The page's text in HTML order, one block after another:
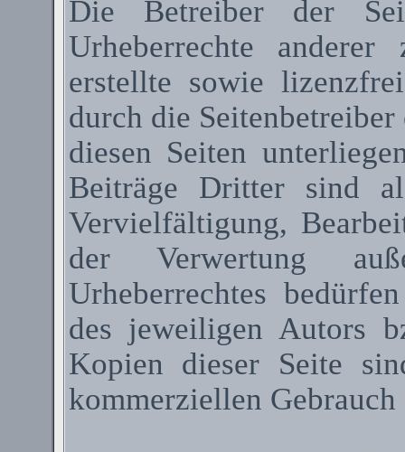
Die Betreiber der
Urheberrechte
erstellte sowie
durch die
diesen Seiten
Beiträge Dritter sind
Vervielfältigung,
der Verwertung
Urheberrechtes
des jeweiligen Autors
Kopien dieser Seite
kommerziellen Gebrauch